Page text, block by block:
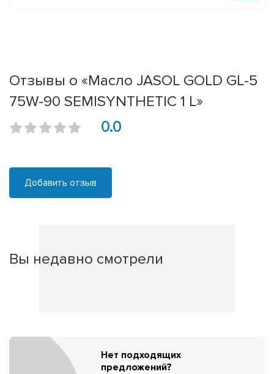
Отзывы о «Масло JASOL GOLD GL-5
75W-90 SEMISYNTHETIC 1 L»
0.0
Добавить отзыв
Вы недавно смотрели
Нет подходящих
предложений?